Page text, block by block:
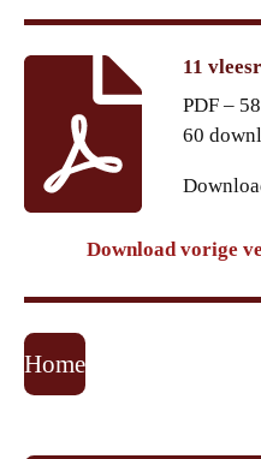
11
PDF –
60
Download vorige
Home